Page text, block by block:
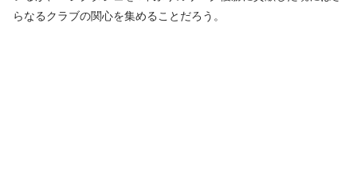
らなるクラブの関心を集めることだろう。